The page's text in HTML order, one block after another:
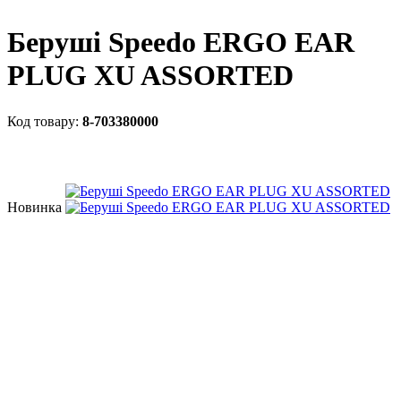
Беруші Speedo ERGO EAR
PLUG XU ASSORTED
8-703380000
Новинка